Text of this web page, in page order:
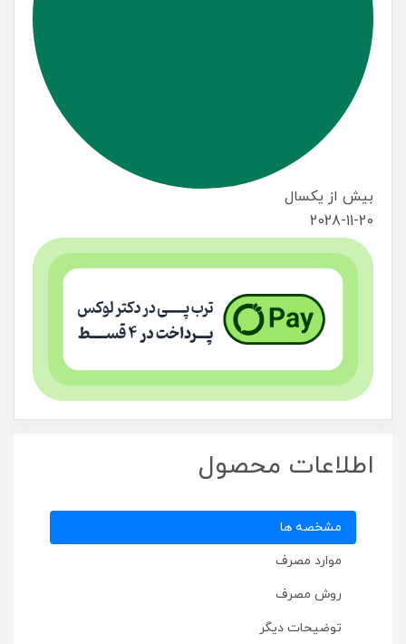
بیش از یکسال
2028-11-20
اطلاعات محصول
مشخصه ها
موارد مصرف
روش مصرف
توضیحات دیگر